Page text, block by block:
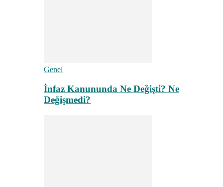
Genel
İnfaz Kanununda Ne Değişti? Ne
Değişmedi?